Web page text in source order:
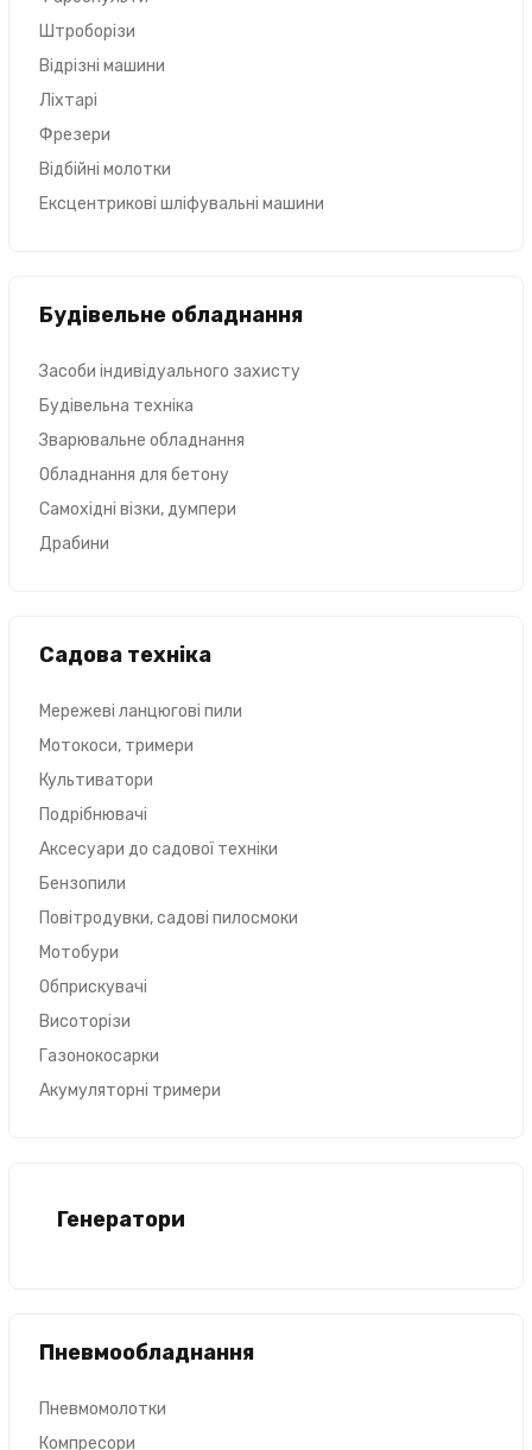
Штроборізи
Відрізні машини
Ліхтарі
Фрезери
Відбійні молотки
Ексцентрикові шліфувальні машини
Будівельне обладнання
Засоби індивідуального захисту
Будівельна техніка
Зварювальне обладнання
Обладнання для бетону
Самохідні візки, думпери
Драбини
Садова техніка
Мережеві ланцюгові пили
Мотокоси, тримери
Культиватори
Подрібнювачі
Аксесуари до садової техніки
Бензопили
Повітродувки, садові пилосмоки
Мотобури
Обприскувачі
Висоторізи
Газонокосарки
Акумуляторні тримери
Генератори
Пневмообладнання
Пневмомолотки
Компресори